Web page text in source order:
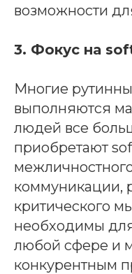
возможности
3. Фокус на
Многие
выполняются
людей все
приобретают
коммуникации,
критического
необходимы
любой сфере и
конкурентным